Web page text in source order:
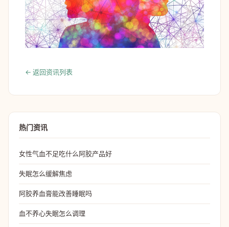
← 返回资讯列表
热门资讯
女性气血不足吃什么阿胶产品好
失眠怎么缓解焦虑
阿胶养血膏能改善睡眠吗
血不养心失眠怎么调理